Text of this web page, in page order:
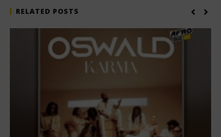
RELATED POSTS